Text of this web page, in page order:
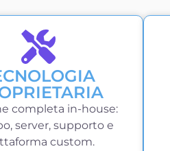
completa in-house:
server, supporto e
custom.